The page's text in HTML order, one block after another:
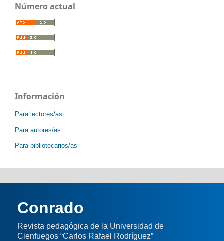
Número actual
Información
Para lectores/as
Para autores/as
Para bibliotecarios/as
Conrado
Revista pedagógica de la Universidad de
Cienfuegos “Carlos Rafael Rodríguez”